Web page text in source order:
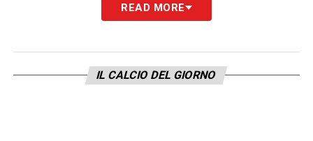
READ MORE
IL CALCIO DEL GIORNO